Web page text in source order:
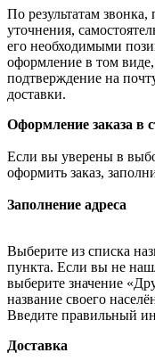
По результатам звонка,
уточнения,
его необходимыми
оформление в том виде,
подтверждение на
доставки.
Оформление заказа в
Если вы уверены в
оформить заказ,
Заполнение адреса
Выберите из списка
пункта. Если вы не
выберите значение
название своего
Введите правильный
Доставка